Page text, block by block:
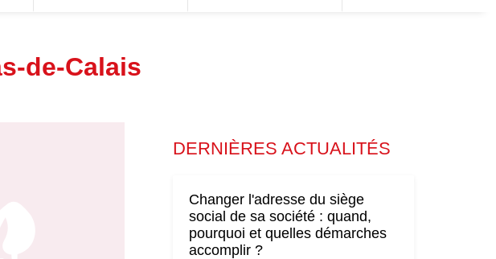
de-Calais
DERNIÈRES ACTUALITÉS
Changer l'adresse du siège
social de sa société : quand,
pourquoi et quelles démarches
accomplir ?